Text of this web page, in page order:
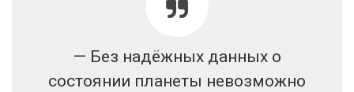
— Без надёжных данных о
состоянии планеты невозможно